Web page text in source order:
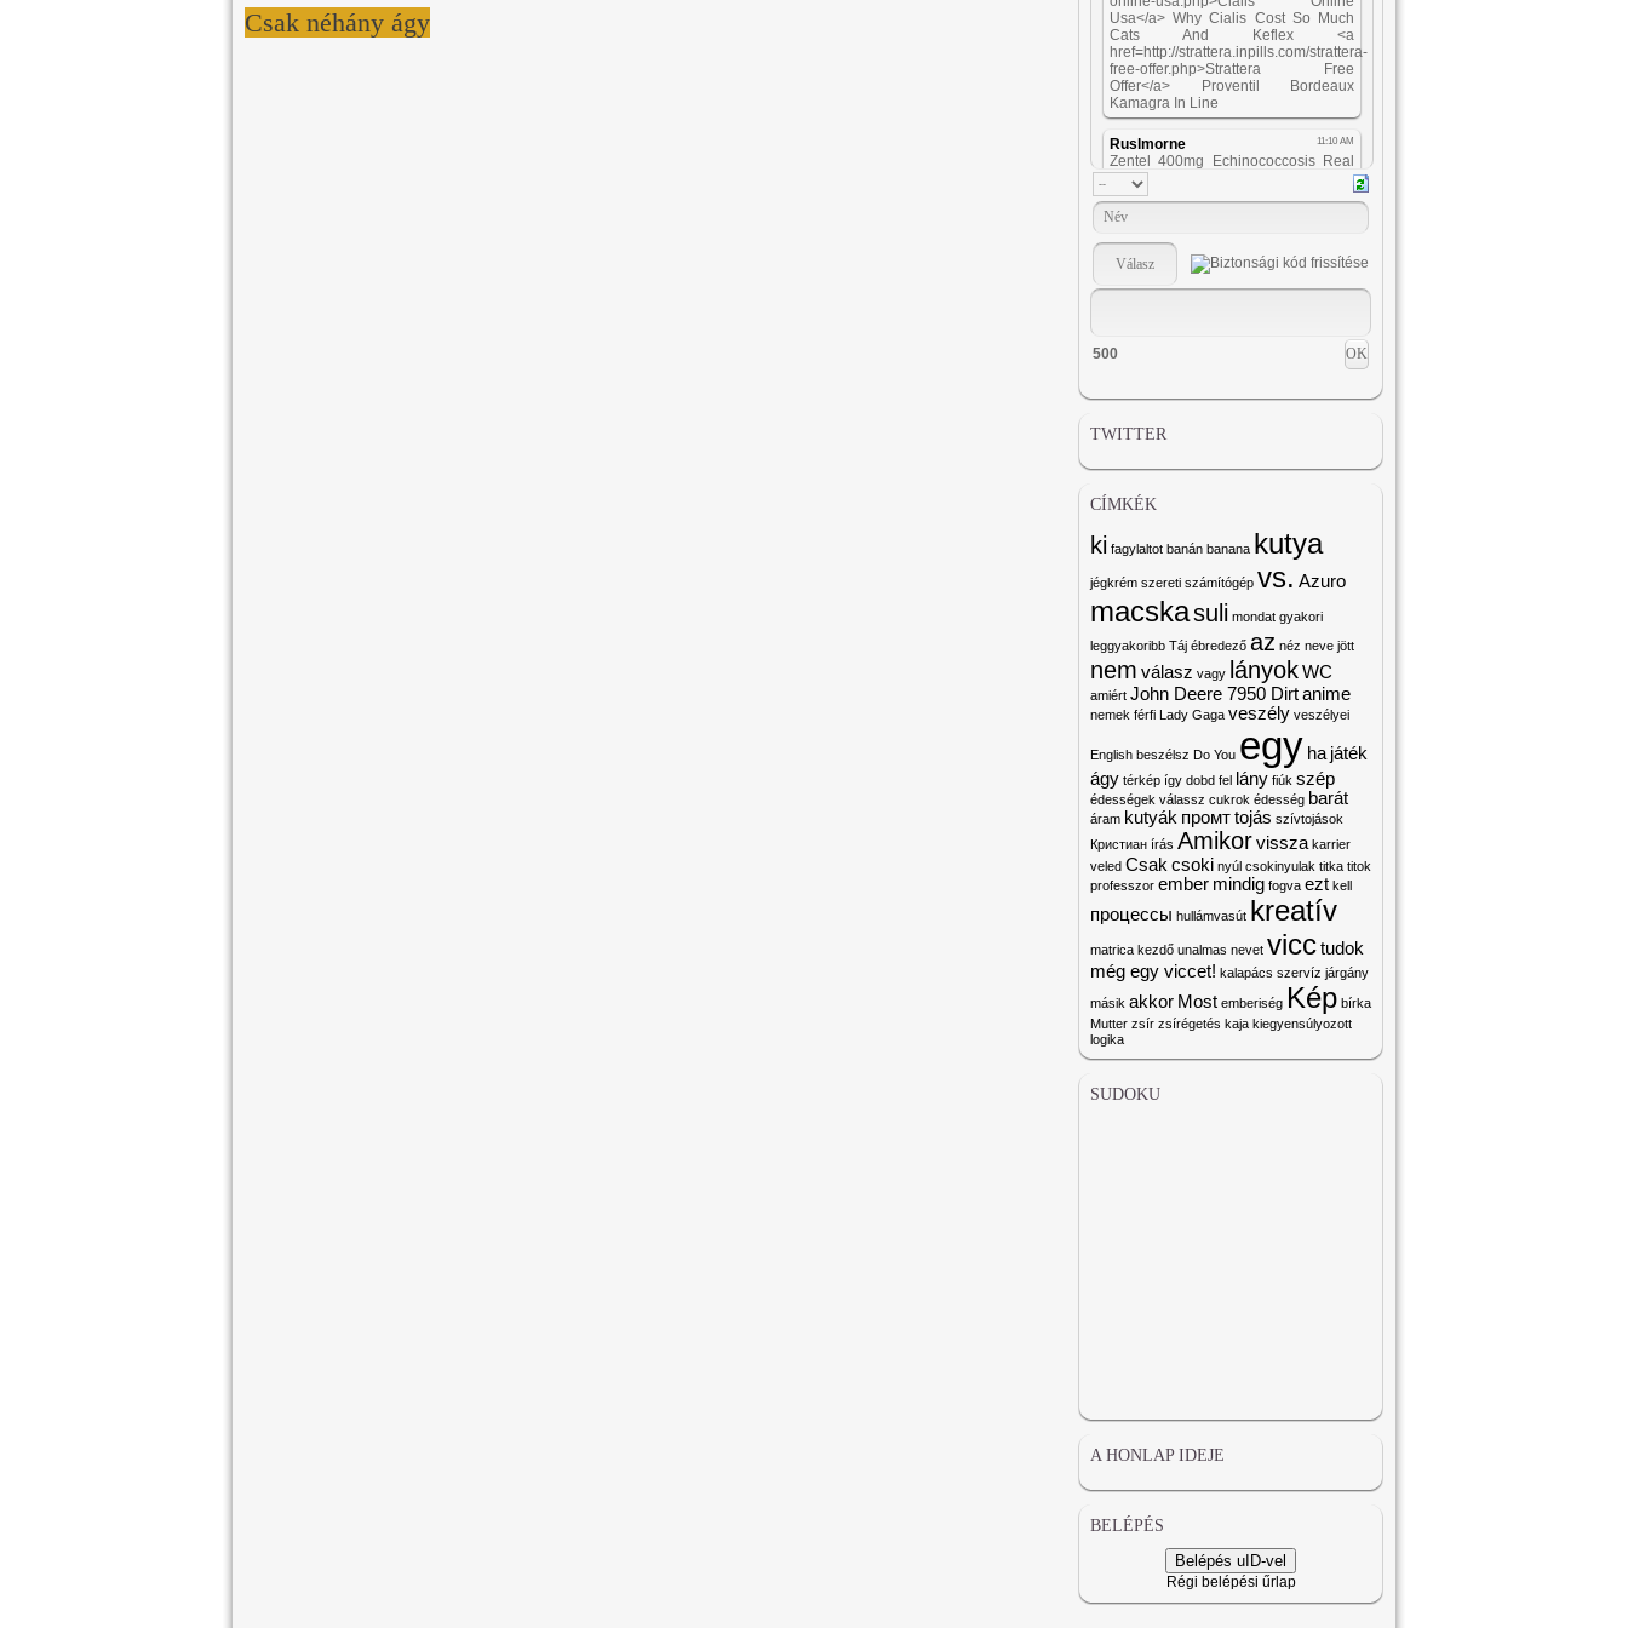
Csak néhány ágy
500
TWITTER
CÍMKÉK
ki fagylaltot banán banana kutya
jégkrém szereti számítógép vs. Azuro
macskasuli mondat gyakori
leggyakoribb Táj ébredező az néz neve jött
nem válasz vagy lányokWC
amiért John Deere 7950 Dirtanime
nemek férfi Lady Gaga veszély veszélyei
English beszélsz Do You egy ha játék
ágy térkép így dobd fel lány fiúk szép
édességek válassz cukrok édesség barát
áram kutyák промтtojás szívtojások
Кристиан írás Amikorvissza karrier
veled Csak csoki nyúl csokinyulak titka titok
professzor ember mindig fogva ezt kell
процессы hullámvasút kreatív
matrica kezdő unalmas nevet vicctudok
még egy viccet! kalapács szervíz járgány
másik akkor Most emberiség Kép bírka
Mutter zsír zsírégetés kaja kiegyensúlyozott
logika
SUDOKU
A HONLAP IDEJE
BELÉPÉS
Belépés uID-vel
Régi belépési űrlap